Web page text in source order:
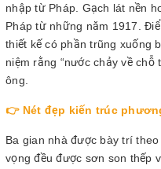
nhập từ Pháp. Gạch lát nền
Pháp từ những năm 1917.
thiết kế có phần trũng xuống
niệm rằng “nước chảy về chỗ
ông.
👉 Nét đẹp kiến trúc
Ba gian nhà được bày trí
vọng đều được sơn son thếp